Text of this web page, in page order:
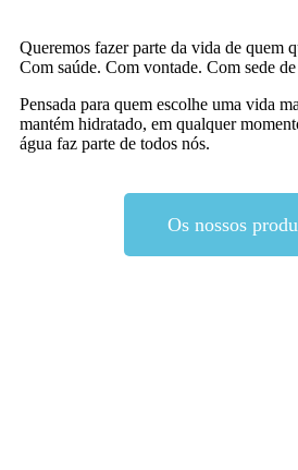
Queremos fazer parte da vida de quem
Com saúde. Com vontade. Com sede
Pensada para quem escolhe uma vida
mantém hidratado, em qualquer
água faz parte de todos nós.
Os nossos